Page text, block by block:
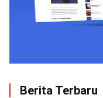
Berita Terbaru